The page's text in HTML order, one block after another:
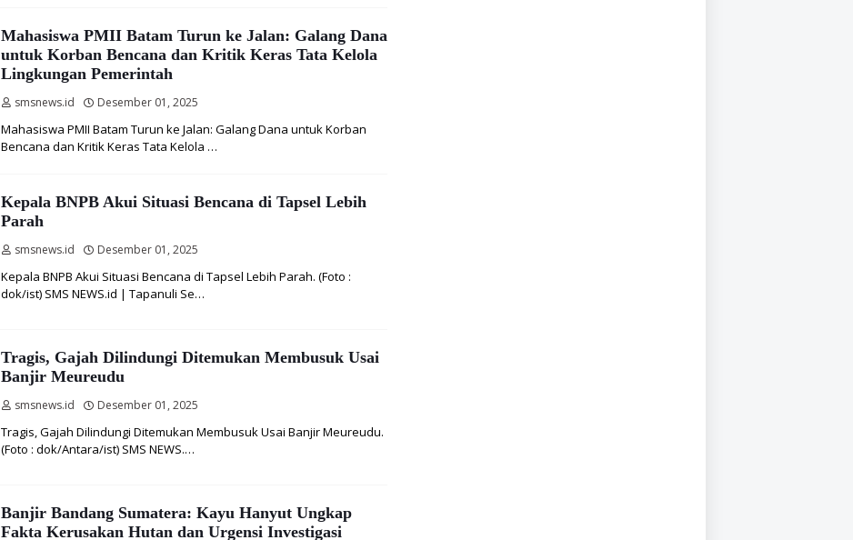
Mahasiswa PMII Batam Turun ke Jalan: Galang Dana
untuk Korban Bencana dan Kritik Keras Tata Kelola
Lingkungan Pemerintah
smsnews.id Desember 01, 2025
Mahasiswa PMII Batam Turun ke Jalan: Galang Dana untuk Korban
Bencana dan Kritik Keras Tata Kelola …
Kepala BNPB Akui Situasi Bencana di Tapsel Lebih
Parah
smsnews.id Desember 01, 2025
Kepala BNPB Akui Situasi Bencana di Tapsel Lebih Parah. (Foto :
dok/ist) SMS NEWS.id | Tapanuli Se…
Tragis, Gajah Dilindungi Ditemukan Membusuk Usai
Banjir Meureudu
smsnews.id Desember 01, 2025
Tragis, Gajah Dilindungi Ditemukan Membusuk Usai Banjir Meureudu.
(Foto : dok/Antara/ist) SMS NEWS.…
Banjir Bandang Sumatera: Kayu Hanyut Ungkap
Fakta Kerusakan Hutan dan Urgensi Investigasi